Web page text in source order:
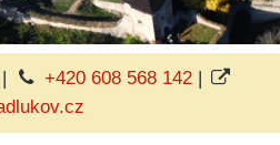
| +420 608 568 142|